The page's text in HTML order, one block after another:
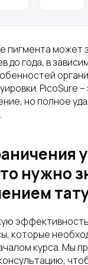
пигмента может
до года, в
PicoSure
но полное
у
нужно
которые
курса. Мы